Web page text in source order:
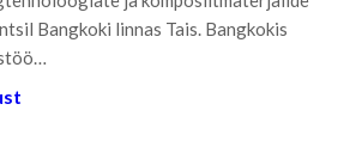
Bangkoki linnas Tais. Bangkokis